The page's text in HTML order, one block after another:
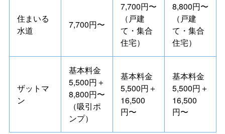
住まいる
水道
7,700円〜
7,700円〜
（戸建
て・集合
住宅）
8,800円〜
（戸建
て・集合
住宅）
ザットマ
ン
基本料金
5,500円＋
8,800円〜
（吸引ポ
ンプ）
基本料金
5,500円＋
16,500
円〜
基本料金
5,500円＋
16,500
円〜